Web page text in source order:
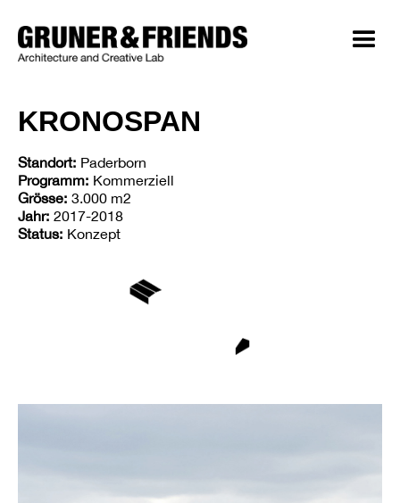
KRONOSPAN
Standort: Paderborn
Programm: Kommerziell
Grösse: 3.000 m2
Jahr: 2017-2018
Status: Konzept